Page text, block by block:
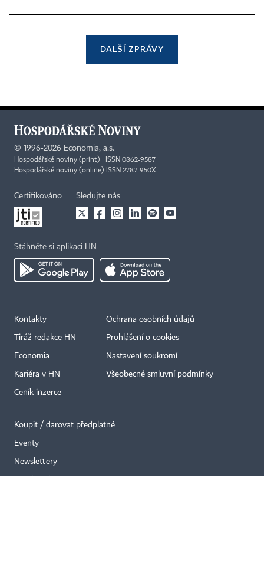
DALŠÍ ZPRÁVY
© 1996-2026 Economia, a.s.
Hospodářské noviny (print) ISSN 0862-9587
Hospodářské noviny (online) ISSN 2787-950X
Certifikováno Sledujte nás
Stáhněte si aplikaci HN
Kontakty
Tiráž redakce HN
Economia
Kariéra v HN
Ceník inzerce
Ochrana osobních údajů
Prohlášení o cookies
Nastavení soukromí
Všeobecné smluvní podmínky
Koupit / darovat předplatné
Eventy
Newslettery